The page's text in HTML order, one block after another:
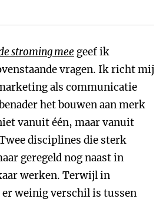
stroming mee geef ik
vragen. Ik richt mij
als communicatie
het bouwen aan merk
vanuit één, maar vanuit
disciplines die sterk
geregeld nog naast in
werken. Terwijl in
weinig verschil is tussen